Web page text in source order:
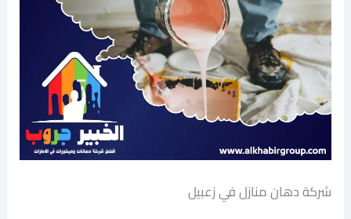
شركة دهان منازل في زعبيل